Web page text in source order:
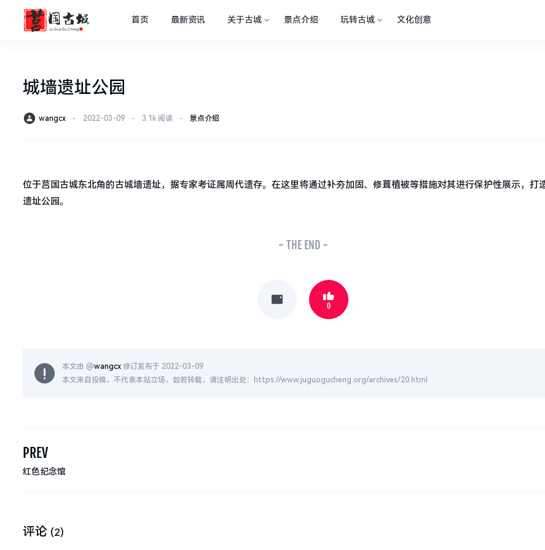
首页 最新资讯 关于古城 景点介绍 玩转古城 文化创意
城墙遗址公园
wangcx ⋅ 2022-03-09 ⋅ 3.1k 阅读 ⋅ 景点介绍
位于莒国古城东北角的古城墙遗址，据专家考证属周代遗存。在这里将通过补夯加固、修葺植被等措施对其进行保护性展示，打
遗址公园。
- THE END -
0
本文由 @wangcx 修订发布于 2022-03-09
本文来自投稿，不代表本站立场，如若转载，请注明出处：https://www.juguogucheng.org/archives/20.html
PREV
红色纪念馆
评论 (2)